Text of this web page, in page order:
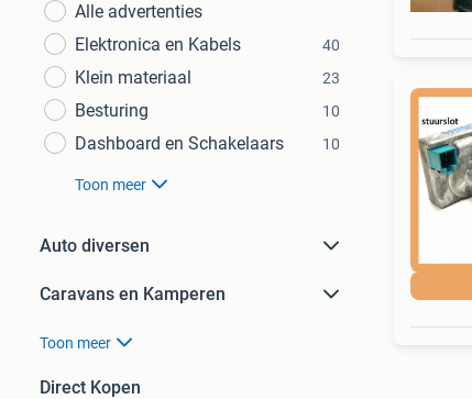
Alle advertenties
Elektronica en Kabels
40
Klein materiaal 23
Besturing 10
Dashboard en Schakelaars 10
Toon meer
Auto diversen
Caravans en Kamperen
Toon meer
Direct Kopen